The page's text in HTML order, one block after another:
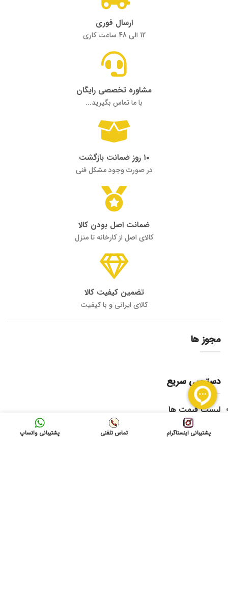
ارسال فوری
12 الی 48 ساعت کاری
مشاوره تخصصی رایگان
با ما تماس بگیرید...
۱۰ روز ضمانت بازگشت
در صورت وجود مشکل فنی
ضمانت اصل بودن کالا
کالای اصل از کارخانه تا منزل
تضمین کیفیت کالا
کالای ایرانی و با کیفیت
مجوز ها
دسترسی سریع
لیست قیمت ها
امداد برق
فروشگاه
پشتیبانی اینستاگرام تماس تلفنی پشتیبانی واتساپ